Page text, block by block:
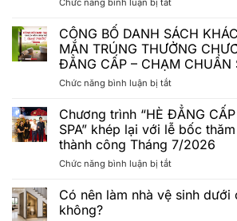
Chức năng bình luận bị tắt
kế
nội
thất
chung
cư
giản
2026:
Xu
hướng
căn
Minimalist
CÔNG BỐ DANH SÁCH
MẮN TRÚNG THƯỞNG
ĐẲNG CẤP – CHẠM CHUẨN
Chức năng bình luận bị tắtở
BỐ
DANH
SÁCH
KHÁCH
HÀNG
MẮN
TRÚNG
Chương trình “HÈ ĐẲNG
SPA” khép lại với lễ bốc
thành công Tháng 7/2026
Chức năng bình luận bị tắtở
trình
“HÈ
Có nên làm nhà vệ sinh dưới
không?